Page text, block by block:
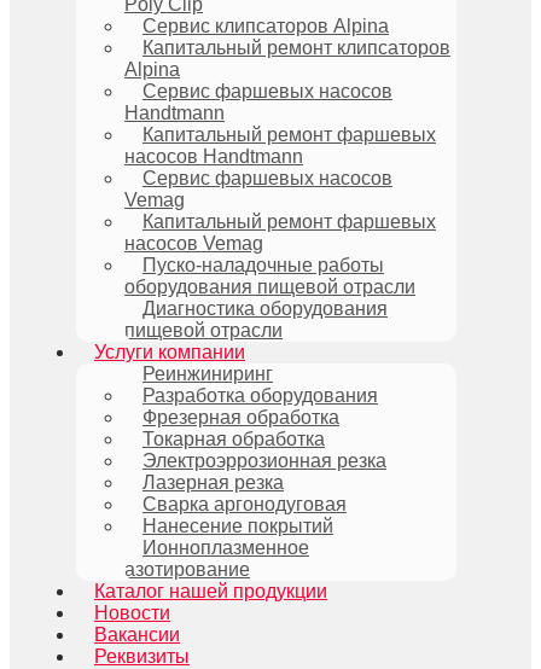
Poly Clip
Сервис клипсаторов Alpina
Капитальный ремонт клипсаторов
Alpina
Сервис фаршевых насосов
Handtmann
Капитальный ремонт фаршевых
насосов Handtmann
Сервис фаршевых насосов
Vemag
Капитальный ремонт фаршевых
насосов Vemag
Пуско-наладочные работы
оборудования пищевой отрасли
Диагностика оборудования
пищевой отрасли
Услуги компании
Реинжиниринг
Разработка оборудования
Фрезерная обработка
Токарная обработка
Электроэррозионная резка
Лазерная резка
Сварка аргонодуговая
Нанесение покрытий
Ионноплазменное
азотирование
Каталог нашей продукции
Новости
Вакансии
Реквизиты